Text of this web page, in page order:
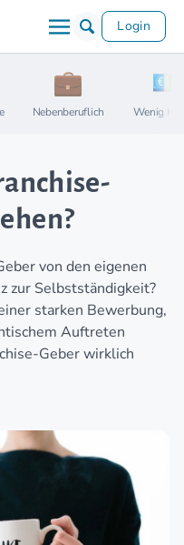
Login
Nebenberuflich Wenig
von den eigenen
zur Selbstständigkeit?
starken Bewerbung,
Auftreten
Geber wirklich